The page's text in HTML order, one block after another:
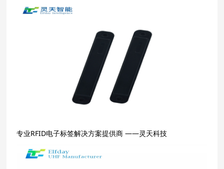
专业RFID电子标签解决方案提供商 ——灵天科技